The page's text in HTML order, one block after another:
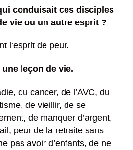
conduisait ces disciples
vie ou un autre esprit ?
l’esprit de peur.
une leçon de vie.
du cancer, de l’AVC, du
de vieillir, de se
de manquer d’argent,
peur de la retraite sans
pas avoir d’enfants, de ne